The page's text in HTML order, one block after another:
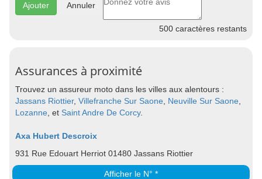
Annuler
500 caractères restants
Assurances à proximité
Trouvez un assureur moto dans les villes aux alentours :
Jassans Riottier, Villefranche Sur Saone Neuville Sur Saone
Lozanne , et Saint Andre De Corcy.
Axa Hubert Descroix
931 Rue Edouart Herriot 01480 Jassans Riottier
Afficher le N° *